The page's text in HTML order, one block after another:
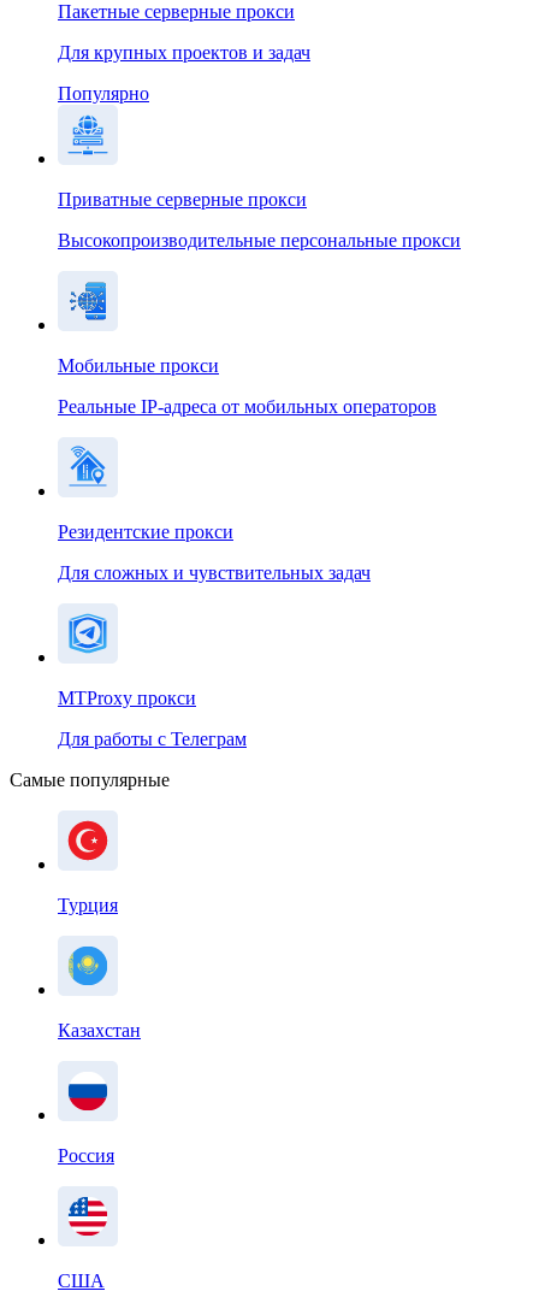
Пакетные серверные прокси
Для крупных проектов и задач
Популярно
Приватные серверные прокси
Высокопроизводительные персональные прокси
Мобильные прокси
Реальные IP-адреса от мобильных операторов
Резидентские прокси
Для сложных и чувствительных задач
MTProxy прокси
Для работы с Телеграм
Самые популярные
Турция
Казахстан
Россия
США